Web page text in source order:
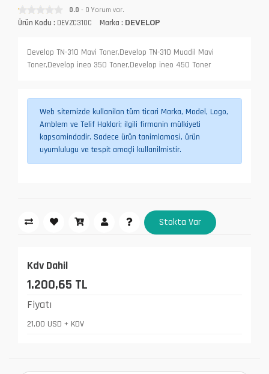
0.0 - 0 Yorum var.
Ürün Kodu : DEVZC310C Marka : DEVELOP
Develop TN-310 Mavi Toner,Develop TN-310 Muadil Mavi
Toner,Develop ineo 350 Toner,Develop ineo 450 Toner
Web sitemizde kullanilan tüm ticari Marka, Model, Logo,
Amblem ve Telif Haklari; ilgili firmanin mülkiyeti
kapsamindadir. Sadece ürün tanimlamasi, ürün
uyumlulugu ve tespit amaçli kullanilmistir.
Stokta Var
Kdv Dahil
1.200,65 TL
Fiyatı
21,00 USD + KDV